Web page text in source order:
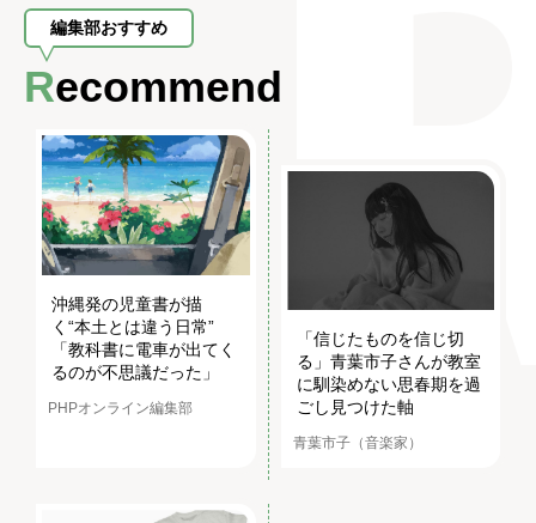
編集部おすすめ
Recommend
沖縄発の児童書が描
く“本土とは違う日常”
「教科書に電車が出てく
るのが不思議だった」
PHPオンライン編集部
「信じたものを信じ切
る」青葉市子さんが教室
に馴染めない思春期を過
ごし見つけた軸
青葉市子（音楽家）